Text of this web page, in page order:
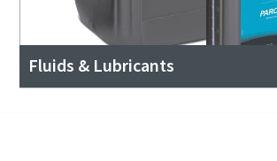
Fluids & Lubricants